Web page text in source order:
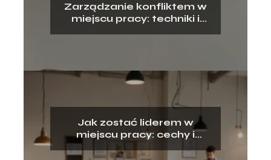
Zarządzanie konfliktem w
miejscu pracy: techniki i
Jak zostać liderem w
miejscu pracy: cechy i